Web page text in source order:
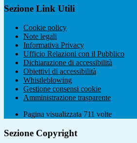
Sezione Link Utili
Cookie policy
Note legali
Informativa Privacy
Ufficio Relazioni con il Pubblico
Dichiarazione di accessibilità
Obiettivi di accessibilità
Whistleblowing
Gestione consensi cookie
Amministrazione trasparente
Pagina visualizzata 711 volte
Sezione Copyright